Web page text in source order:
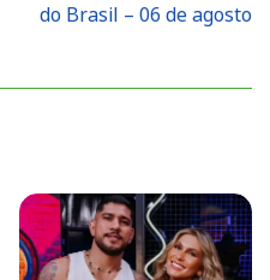
do Brasil – 06 de agosto